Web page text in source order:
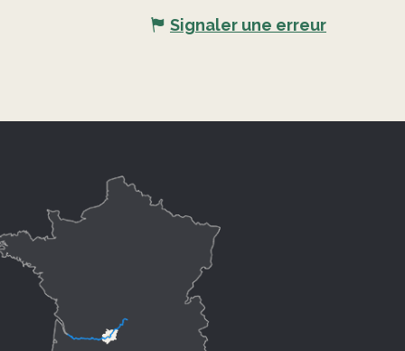
Signaler une erreur